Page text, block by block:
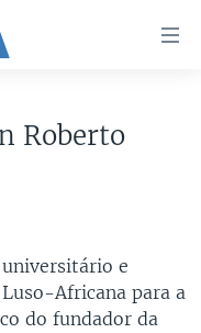
Roberto
e
Africana para a
do fundador da